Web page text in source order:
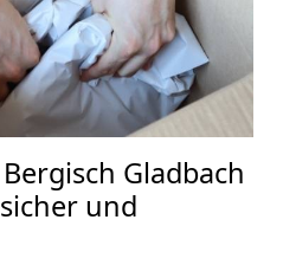
Bergisch Gladbach
sicher und